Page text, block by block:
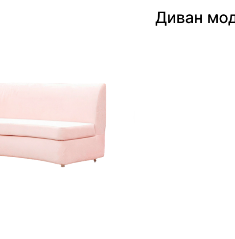
Диван